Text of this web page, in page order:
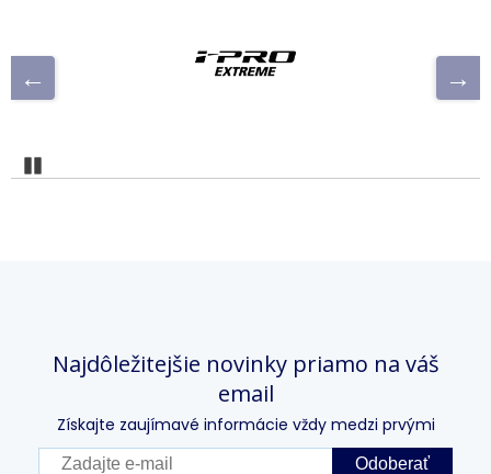
Najdôležitejšie novinky priamo na váš
email
Získajte zaujímavé informácie vždy medzi prvými
Odoberať